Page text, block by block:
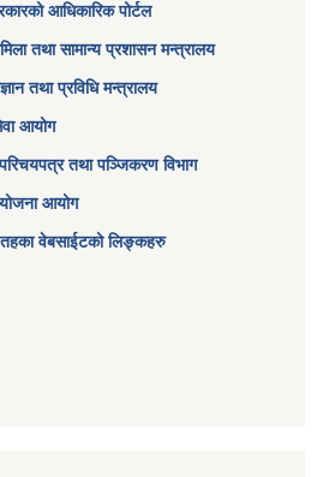
आधिकारिक पोर्टल
तथा सामान्य प्रशासन मन्त्रालय
तथा प्रविधि मन्त्रालय
आयोग
परिचयपत्र तथा पञ्जिकरण विभाग
योजना आयोग
तहका वेबसाईटको लिङ्कहरु